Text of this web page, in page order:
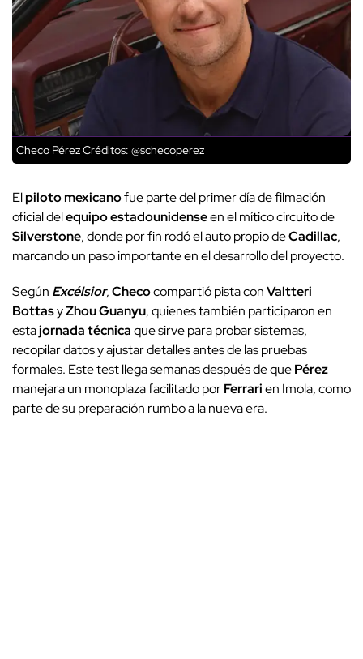
Checo PérezCréditos: @schecoperez
Elpiloto mexicanofue parte del primer día de filmación
oficial delequipo estadounidenseen el mítico circuito de
Silverstone, donde por fin rodó el auto propio deCadillac,
marcando un paso importante en el desarrollo del proyecto.
Según Excélsior,Checocompartió pista conValtteri
BottasyZhou Guanyu, quienes también participaron en
estajornada técnicaque sirve para probar sistemas,
recopilar datos y ajustar detalles antes de las pruebas
formales. Este test llega semanas después de quePérez
manejara un monoplaza facilitado porFerrarien Imola, como
parte de su preparación rumbo a la nueva era.